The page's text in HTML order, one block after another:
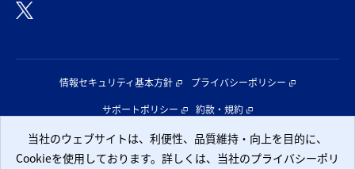
情報セキュリティ基本方針
プライバシーポリシー
サポートポリシー
約款・規約
© CLARA, Inc.
当社のウェブサイトは、利便性、品質維持・向上を目的に、
Cookieを使用しております。詳しくは、当社のプライバシーポリ
当社のウェブサイトは、利便性、品質維持・向上を目的に、
Cookieを使用しております。詳しくは、当社のプライバシーポリ